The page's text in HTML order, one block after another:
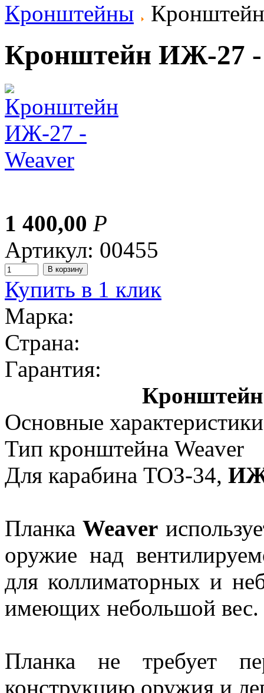
Кронштейны
Кронштейн ИЖ-27 -
1 400,00 Р
Артикул: 00455
Купить в 1 клик
Марка:
Страна:
Гарантия:
Основные
Тип кронштейна Weaver
Для карабина ТОЗ-34,
ПланкаWeaver
оружие над
для коллиматорных и
имеющих небольшой вес.
Планка не требует
конструкцию оружия и